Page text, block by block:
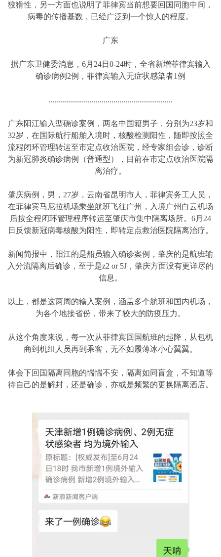
狡猾性，另一方面也说明了菲律宾当前想要回国同胞中间，
病毒的传播基数，已经广泛到一个惊人的程度。
广东
据广东卫健委消息，6月24日0-24时，全省新增菲律宾输入
确诊病例2例，菲律宾输入无症状感染者1例
...............................................................
广东阳江输入型确诊案例，两名中国籍男子，分别为23岁和
32岁，在国际航行船舶入境时，核酸检测阳性，随即按照全
流程闭环管理转运至市定点收治医院，经专家组会诊，诊断
为新冠肺炎确诊病例（普通型），目前在市定点收治医院隔
离治疗。
肇庆病例，男，27岁，云南省昆明市人，菲律宾务工人员，
在菲律宾马尼拉机场乘坐航班飞往广州，入境广州白云机场
后按全程闭环管理程序转运至肇庆市集中隔离场所。6月24
日反馈新冠病毒核酸为阳性，即转定点救治医院隔离治疗。
新闻简报中，阳江的是船员输入确诊案例，肇庆的是航班输
入分流隔离后确诊，至于是z2 or 5J，肇庆方面没有更详尽的
信息。
以上，都是这两周的输入案例，涵盖多个航班和国内机场，
为各个地接省份，带来了较大的防疫压力。
从这个角度来说，每一次从菲律宾回国航班的起降，从包机
商到机组人员再到乘客，无不如履薄冰小心翼翼。
体会下回国隔离同胞的惴惴不安，隔离如同盲盒，不知道等
待自己的是解封，还是确诊，亦或是频繁的更换隔离酒店。